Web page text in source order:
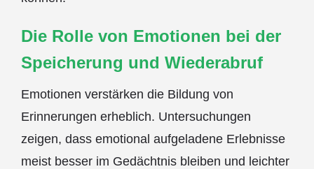
Die Rolle von Emotionen bei der
Speicherung und Wiederabruf
Emotionen verstärken die Bildung von
Erinnerungen erheblich. Untersuchungen
zeigen, dass emotional aufgeladene Erlebnisse
meist besser im Gedächtnis bleiben und leichter